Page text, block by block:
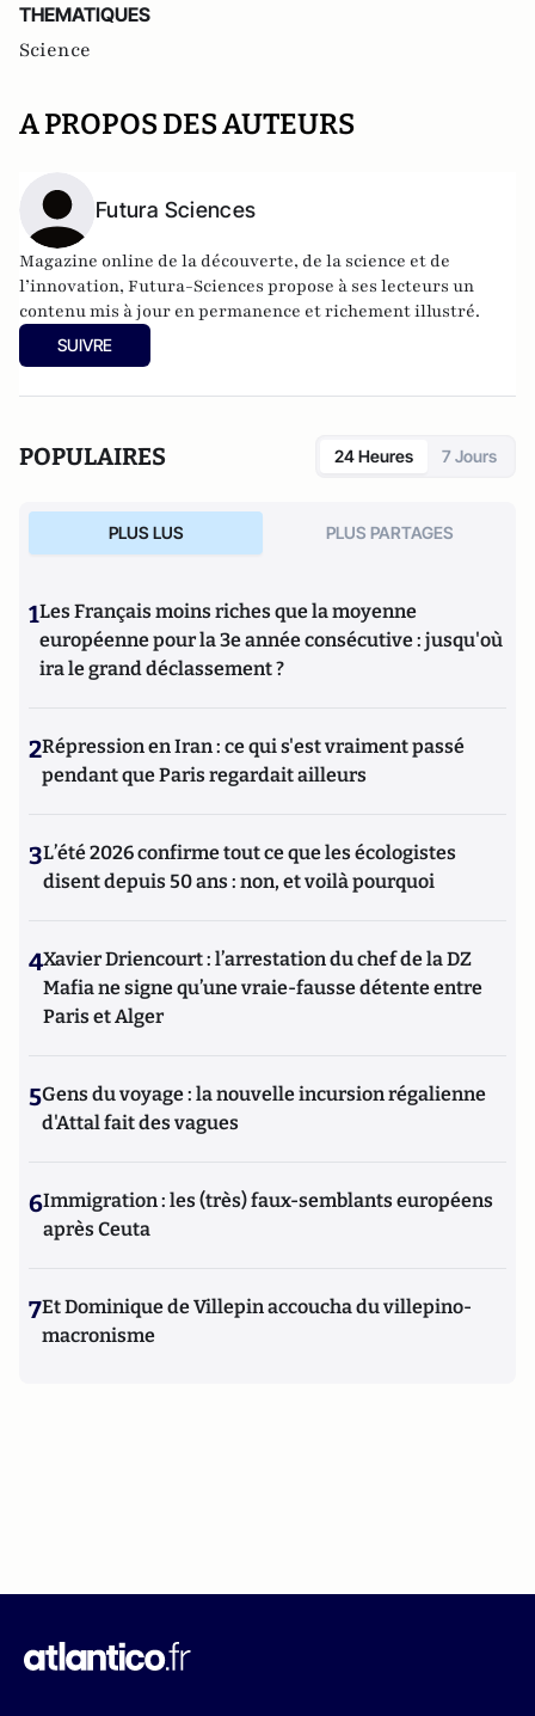
THEMATIQUES
Science
A PROPOS DES AUTEURS
Futura Sciences
Magazine online de la découverte, de la science et de
l’innovation, Futura-Sciences propose à ses lecteurs un
contenu mis à jour en permanence et richement illustré.
SUIVRE
POPULAIRES 24 Heures 7 Jours
PLUS LUS PLUS PARTAGES
1Les Français moins riches que la moyenne
européenne pour la 3e année consécutive : jusqu'où
ira le grand déclassement ?
2Répression en Iran : ce qui s'est vraiment passé
pendant que Paris regardait ailleurs
3L’été 2026 confirme tout ce que les écologistes
disent depuis 50 ans : non, et voilà pourquoi
4Xavier Driencourt : l’arrestation du chef de la DZ
Mafia ne signe qu’une vraie-fausse détente entre
Paris et Alger
5Gens du voyage : la nouvelle incursion régalienne
d'Attal fait des vagues
6Immigration : les (très) faux-semblants européens
après Ceuta
7Et Dominique de Villepin accoucha du villepino-
macronisme